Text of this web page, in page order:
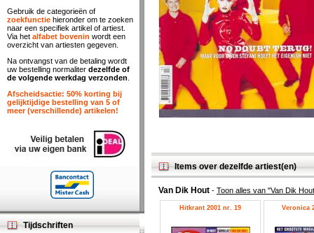
Items over dezelfde artiest(en)
Van Dik Hout - Toon alles van "Van Dik
Hitkrant 2001 nr. 19 Veronica
Gebruik de categorieën of
zoekfunctie hieronder om te zoeken
naar een specifiek artikel of artiest.
Via het alfabet bovenin wordt een
overzicht van artiesten gegeven.
Na ontvangst van de betaling wordt
uw bestelling normaliter dezelfde of
de volgende werkdag verzonden
Afscheidsactie: 50% korting bij
gelijktijdige bestelling van 5 of
meer (verschillende) artikelen!
Tijdschriften